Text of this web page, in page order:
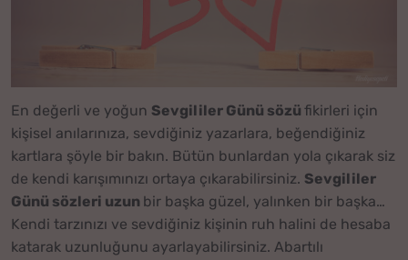
En değerli ve yoğun Sevgililer Günü sözü fikirleri için
kişisel anılarınıza, sevdiğiniz yazarlara, beğendiğiniz
kartlara şöyle bir bakın. Bütün bunlardan yola çıkarak siz
de kendi karışımınızı ortaya çıkarabilirsiniz. Sevgililer
Günü sözleri uzun bir başka güzel, yalınken bir başka…
Kendi tarzınızı ve sevdiğiniz kişinin ruh halini de hesaba
katarak uzunluğunu ayarlayabilirsiniz. Abartılı